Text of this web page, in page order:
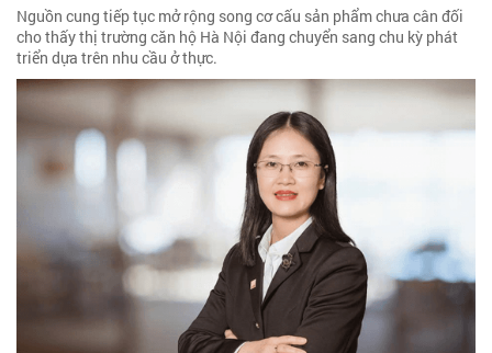
Nguồn cung tiếp tục mở rộng song cơ cấu sản phẩm chưa cân đối
cho thấy thị trường căn hộ Hà Nội đang chuyển sang chu kỳ phát
triển dựa trên nhu cầu ở thực.